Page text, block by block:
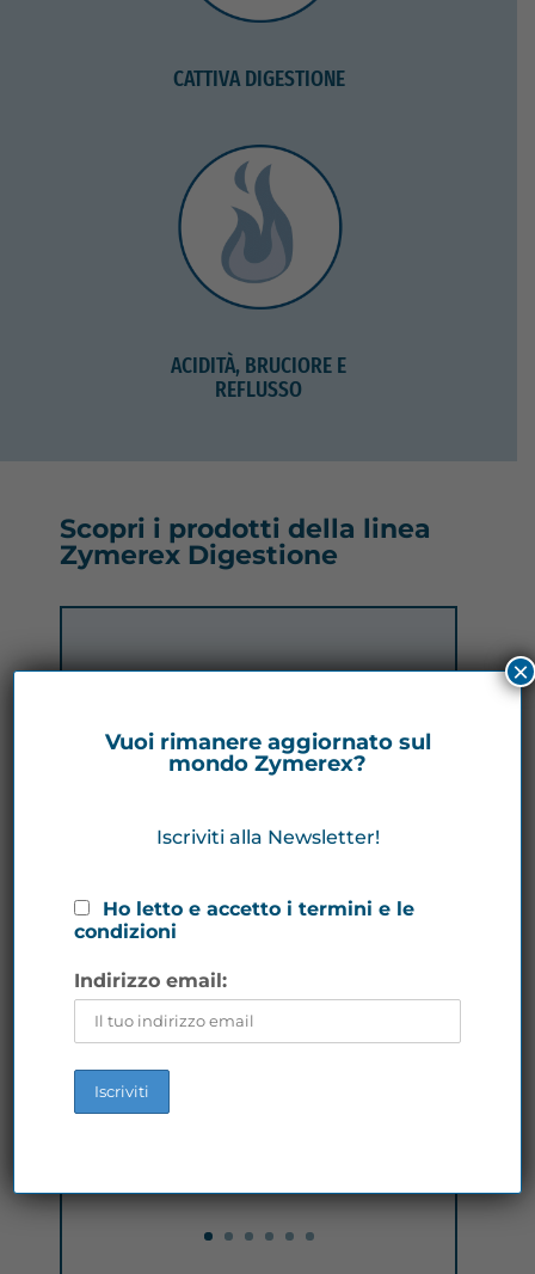
CATTIVA DIGESTIONE
ACIDITÀ, BRUCIORE E
REFLUSSO
Scopri i prodotti della linea
Zymerex Digestione
Vuoi rimanere aggiornato sul
mondo Zymerex?
Iscriviti alla Newsletter!
Ho letto e accetto i termini e le
condizioni
Indirizzo email:
×